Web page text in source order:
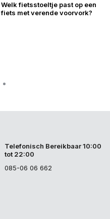
Welk fietsstoeltje past op een
fiets met verende voorvork?
Telefonisch Bereikbaar 10:00
tot 22:00
085-06 06 662